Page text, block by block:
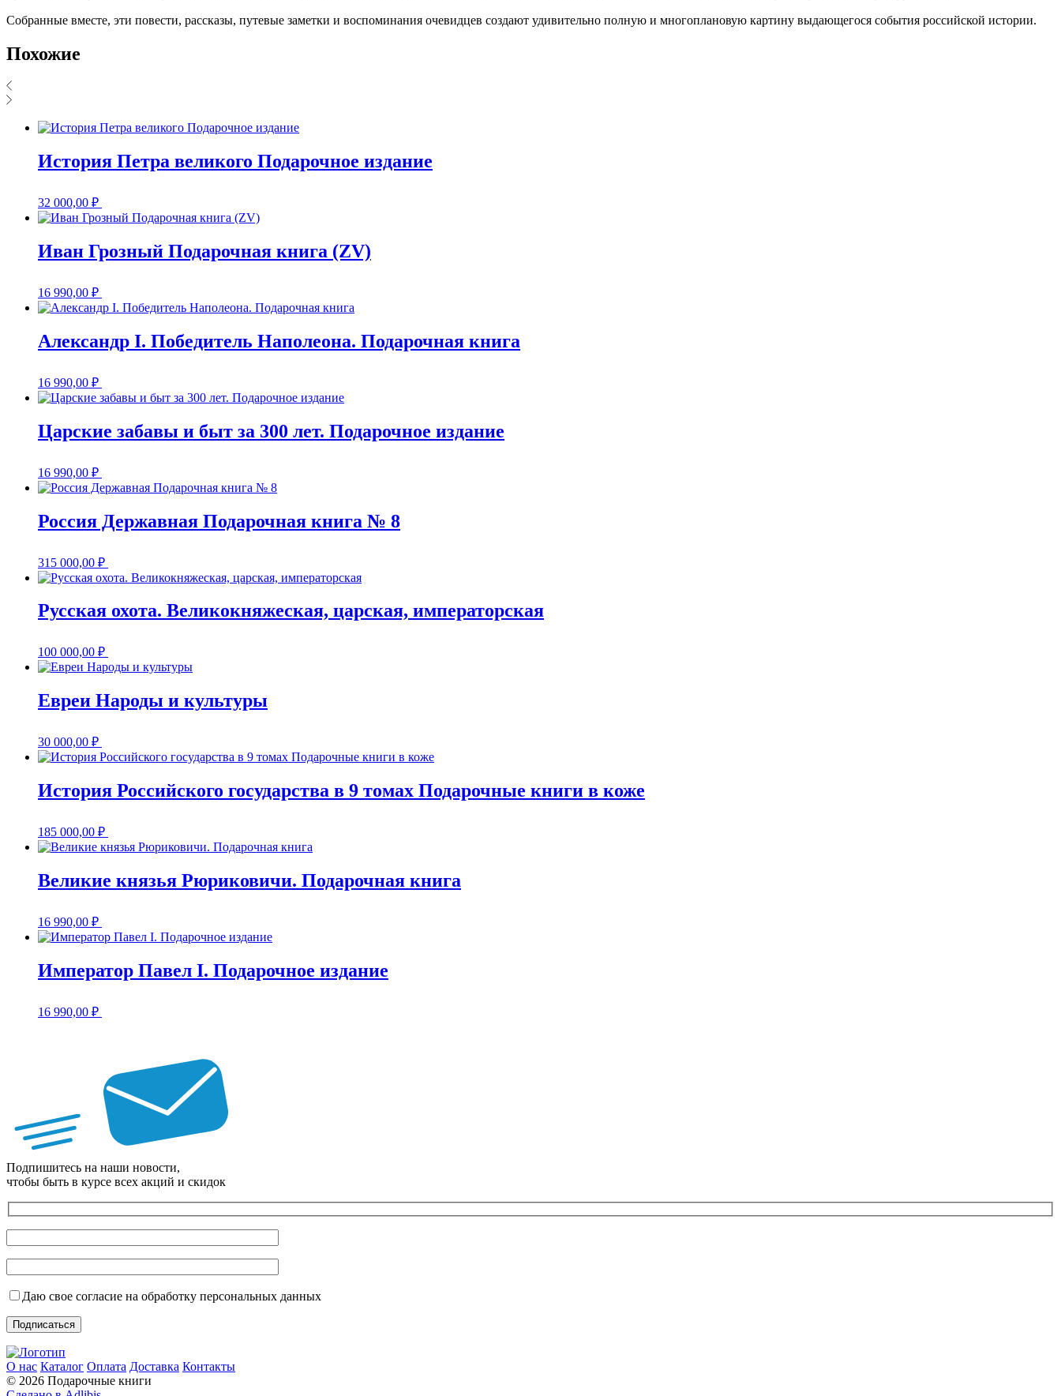
Собранные вместе, эти повести, рассказы, путевые заметки и воспоминания очевидцев создают удивительно полную и многоплановую картину выдающегося события российской истории.
Похожие
История Петра великого Подарочное издание
32 000,00 ₽
Иван Грозный Подарочная книга (ZV)
16 990,00 ₽
Александр I. Победитель Наполеона. Подарочная книга
16 990,00 ₽
Царские забавы и быт за 300 лет. Подарочное издание
16 990,00 ₽
Россия Державная Подарочная книга № 8
315 000,00 ₽
Русская охота. Великокняжеская, царская, императорская
100 000,00 ₽
Евреи Народы и культуры
30 000,00 ₽
История Российского государства в 9 томах Подарочные книги в коже
185 000,00 ₽
Великие князья Рюриковичи. Подарочная книга
16 990,00 ₽
Император Павел I. Подарочное издание
16 990,00 ₽
Подпишитесь на наши новости,
чтобы быть в курсе всех акций и скидок
Даю свое согласие на обработку персональных данных
О нас Каталог Оплата Доставка Контакты
© 2026 Подарочные книги